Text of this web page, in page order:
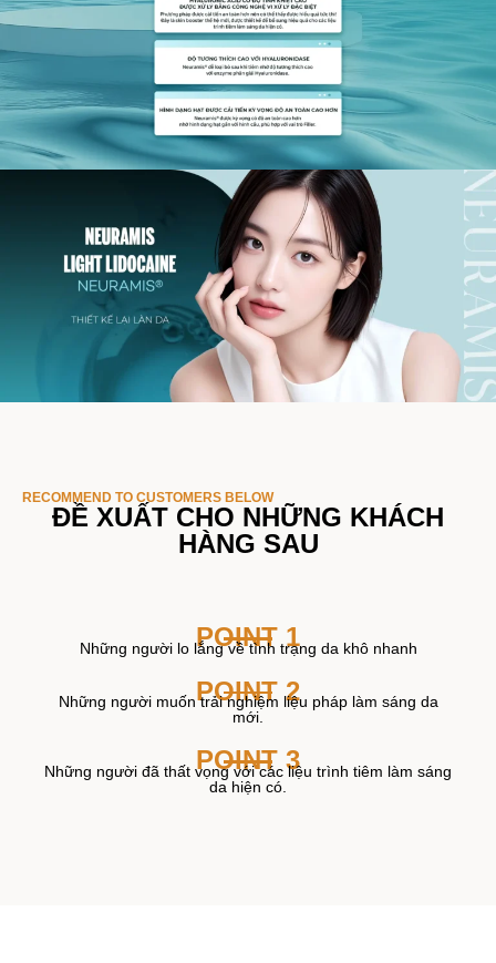
RECOMMEND TO CUSTOMERS BELOW
ĐỀ XUẤT CHO NHỮNG KHÁCH
HÀNG SAU
POINT 1
Những người lo lắng về tình trạng da khô nhanh
POINT 2
Những người muốn trải nghiệm liệu pháp làm sáng da
mới.
POINT 3
Những người đã thất vọng với các liệu trình tiêm làm sáng
da hiện có.